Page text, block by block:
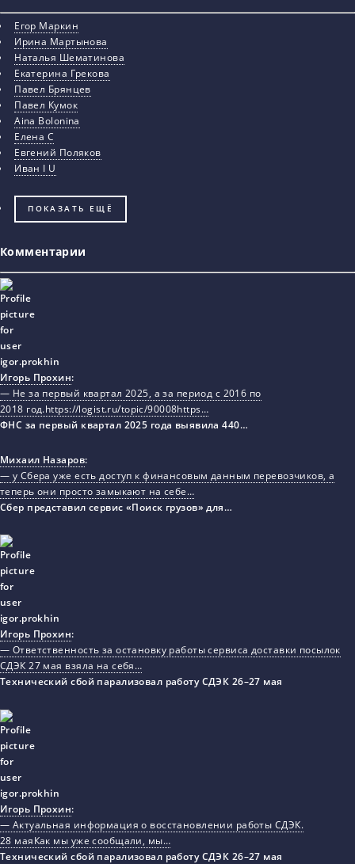
Егор Маркин
Ирина Мартынова
Наталья Шематинова
Екатерина Грекова
Павел Брянцев
Павел Кумок
Aina Bolonina
Елена С
Евгений Поляков
Иван I U
ПОКАЗАТЬ ЕЩЁ
Комментарии
Игорь Прохин:
— Не за первый квартал 2025, а за период с 2016 по
2018 год.https://logist.ru/topic/90008https…
ФНС за первый квартал 2025 года выявила 440…
Михаил Назаров:
— у Сбера уже есть доступ к финансовым данным перевозчиков, а
теперь они просто замыкают на себе…
Сбер представил сервис «Поиск грузов» для…
Игорь Прохин:
— Ответственность за остановку работы сервиса доставки посылок
СДЭК 27 мая взяла на себя…
Технический сбой парализовал работу СДЭК 26–27 мая
Игорь Прохин:
— Актуальная информация о восстановлении работы СДЭК.
28 маяКак мы уже сообщали, мы…
Технический сбой парализовал работу СДЭК 26–27 мая